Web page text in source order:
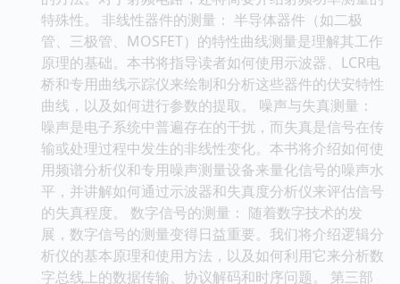
特殊性。 非线性器件的测量： 半导体器件（如二极
管、三极管、MOSFET）的特性曲线测量是理解其工作
原理的基础。本书将指导读者如何使用示波器、LCR电
桥和专用曲线示踪仪来绘制和分析这些器件的伏安特性
曲线，以及如何进行参数的提取。 噪声与失真测量：
噪声是电子系统中普遍存在的干扰，而失真是信号在传
输或处理过程中发生的非线性变化。本书将介绍如何使
用频谱分析仪和专用噪声测量设备来量化信号的噪声水
平，并讲解如何通过示波器和失真度分析仪来评估信号
的失真程度。 数字信号的测量： 随着数字技术的发
展，数字信号的测量变得日益重要。我们将介绍逻辑分
析仪的基本原理和使用方法，以及如何利用它来分析数
字总线上的数据传输、协议解码和时序问题。 第三部